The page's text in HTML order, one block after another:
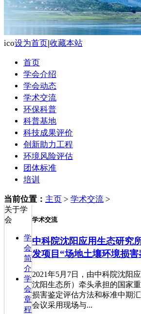
ico设为首页|收藏本站
首页
学会介绍
学会动态
学术交流
环保科普
科普基地
科技成果评价
创新助力工程
环境风险评估
团体标准
培训
当前位置： 主页 > 学术交流 >
关于学
会
学
会
简
介
学
会
章
程
学术交流
中科院沈阳应用生态研究
发项目“场地土壤环境损害
2021年5月7日，由中科院沈阳
沈阳生态所）牵头承担的国家
损害鉴定评估方法和标准中期
会议采用现场与...